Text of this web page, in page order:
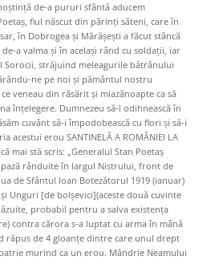
de-a pururi sfântă aducem
fiul născut din părinți săteni, care în
în Dobrogea și Mărășești a făcut stâncă
a valma și în același rând cu soldații, iar
Sorocii, străjuind meleagurile bătrânului
ne pe noi și pământul nostru
veneau din răsărit și miazănoapte ca să
înțelegere. Dumnezeu să-l odihnească în
cuvânt să-i împodobească cu flori și să-i
acestui erou SANTINELĂ A ROMÂNIEI LA
mai stă scris: „Generalul Stan Poetaș
rânduite în largul Nistrului, front de
de Sfântul Ioan Botezătorul 1919 (ianuar)
Unguri [de bolșevici](aceste două cuvinte
probabil pentru a salva existența
contra cărora s-a luptat cu arma în mână
răpus de 4 gloanțe dintre care unul drept
murind ca un erou. Mândrie Neamului